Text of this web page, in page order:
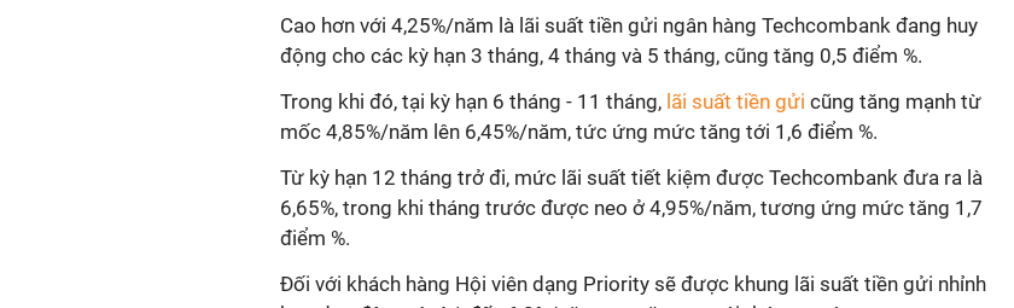
Cao hơn với 4,25%/năm là lãi suất tiền gửi ngân hàng Techcombank đang huy
động cho các kỳ hạn 3 tháng, 4 tháng và 5 tháng, cũng tăng 0,5 điểm %.
Trong khi đó, tại kỳ hạn 6 tháng - 11 tháng, lãi suất tiền gửi cũng tăng mạnh từ
mốc 4,85%/năm lên 6,45%/năm, tức ứng mức tăng tới 1,6 điểm %.
Từ kỳ hạn 12 tháng trở đi, mức lãi suất tiết kiệm được Techcombank đưa ra là
6,65%, trong khi tháng trước được neo ở 4,95%/năm, tương ứng mức tăng 1,7
điểm %.
Đối với khách hàng Hội viên dạng Priority sẽ được khung lãi suất tiền gửi nhỉnh